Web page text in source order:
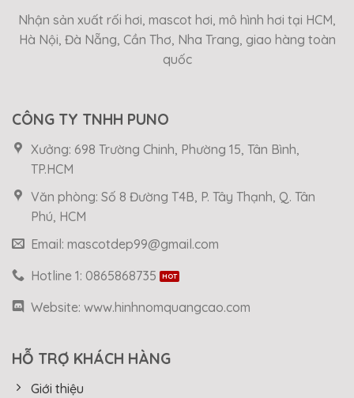
Nhận sản xuất rối hơi, mascot hơi, mô hình hơi tại HCM,
Hà Nội, Đà Nẵng, Cần Thơ, Nha Trang, giao hàng toàn
quốc
CÔNG TY TNHH PUNO
Xưởng: 698 Trường Chinh, Phường 15, Tân Bình,
TP.HCM
Văn phòng: Số 8 Đường T4B, P. Tây Thạnh, Q. Tân
Phú, HCM
Email: mascotdep99@gmail.com
Hotline 1: 0865868735
Website: www.hinhnomquangcao.com
HỖ TRỢ KHÁCH HÀNG
Giới thiệu